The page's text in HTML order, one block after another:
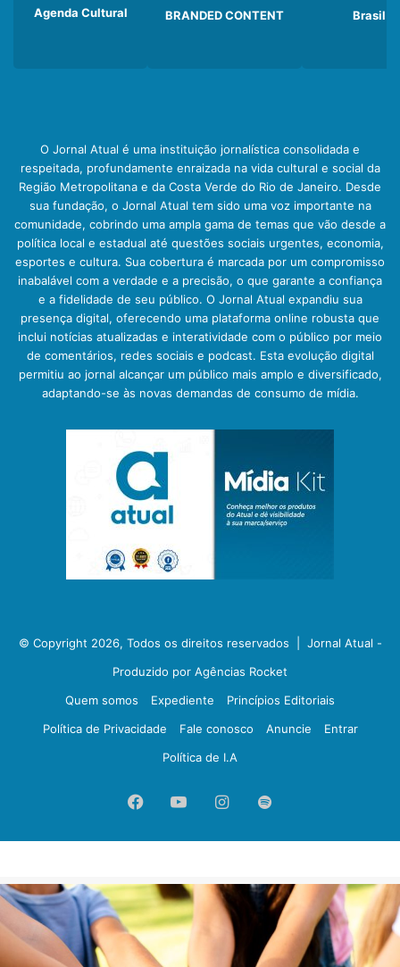
Agenda Cultural BRANDED CONTENT Brasil
O Jornal Atual é uma instituição jornalística consolidada e
respeitada, profundamente enraizada na vida cultural e social da
Região Metropolitana e da Costa Verde do Rio de Janeiro. Desde
sua fundação, o Jornal Atual tem sido uma voz importante na
comunidade, cobrindo uma ampla gama de temas que vão desde a
política local e estadual até questões sociais urgentes, economia,
esportes e cultura. Sua cobertura é marcada por um compromisso
inabalável com a verdade e a precisão, o que garante a confiança
e a fidelidade de seu público. O Jornal Atual expandiu sua
presença digital, oferecendo uma plataforma online robusta que
inclui notícias atualizadas e interatividade com o público por meio
de comentários, redes sociais e podcast. Esta evolução digital
permitiu ao jornal alcançar um público mais amplo e diversificado,
adaptando-se às novas demandas de consumo de mídia.
© Copyright 2026, Todos os direitos reservados | Jornal Atual -
Produzido por Agências Rocket
Quem somos
Expediente
Princípios Editoriais
Política de Privacidade
Fale conosco Anuncie
Entrar
Política de I.A
FacebookYouTubeInstagram
Spotify